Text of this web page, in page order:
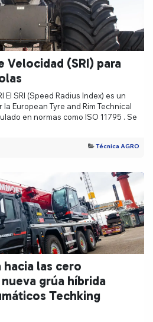
Velocidad (SRI) para
SRI (Speed Radius Index) es un
European Tyre and Rim Technical
en normas como ISO 11795 . Se
Técnica AGRO
las cero
grúa híbrida
Techking